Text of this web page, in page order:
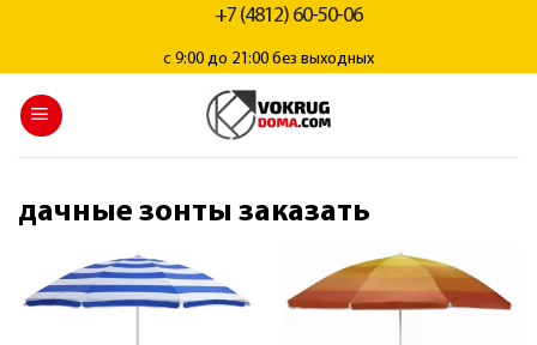
+7 (4812) 60-50-06
с 9:00 до 21:00 без выходных
дачные зонты заказать